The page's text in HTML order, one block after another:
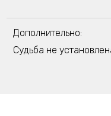
Дополнительно:
Судьба не